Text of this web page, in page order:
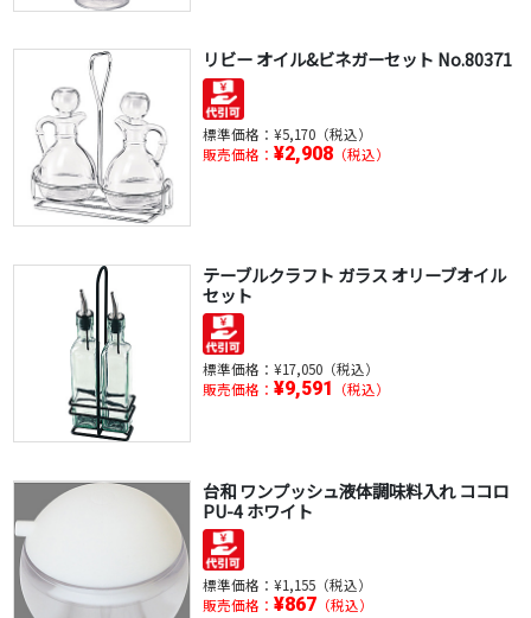
リビー オイル&ビネガーセット No.80371
標準価格： ¥5,170（税込）
販売価格： ¥2,908（税込）
テーブルクラフト ガラス オリーブオイル
セット
標準価格： ¥17,050（税込）
販売価格： ¥9,591 （税込）
台和 ワンプッシュ液体調味料入れ ココロ
PU-4 ホワイト
標準価格： ¥1,155（税込）
販売価格： ¥867（税込）